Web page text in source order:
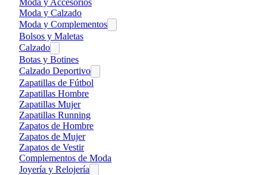
Moda y Calzado
Moda y Complementos
Bolsos y Maletas
Calzado
Botas y Botines
Calzado Deportivo
Zapatillas de Fútbol
Zapatillas Hombre
Zapatillas Mujer
Zapatillas Running
Zapatos de Hombre
Zapatos de Mujer
Zapatos de Vestir
Complementos de Moda
Joyería y Relojería